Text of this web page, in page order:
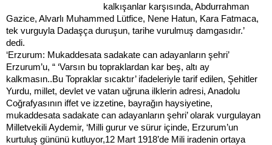
kalkışanlar karşısında, Abdurrahman
Gazice, Alvarlı Muhammed Lütfice, Nene Hatun, Kara Fatmaca,
tek vurguyla Dadaşça duruşun, tarihe vurulmuş damgasıdır.’
dedi.
‘Erzurum: Mukaddesata sadakate can adayanların şehri’
Erzurum’u, “ ‘Varsın bu topraklardan kar beş, altı ay
kalkmasın..Bu Topraklar sıcaktır’ ifadeleriyle tarif edilen, Şehitler
Yurdu, millet, devlet ve vatan uğruna ilklerin adresi, Anadolu
Coğrafyasının iffet ve izzetine, bayrağın haysiyetine,
mukaddesata sadakate can adayanların şehri’ olarak vurgulayan
Milletvekili Aydemir, ‘Milli gurur ve sürur içinde, Erzurum’un
kurtuluş gününü kutluyor,12 Mart 1918’de Mili iradenin ortaya